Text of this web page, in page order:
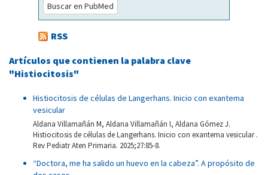
Buscar en PubMed
RSS
Artículos que contienen la palabra clave
"Histiocitosis"
Histiocitosis de células de Langerhans. Inicio con exantema
vesicular
Aldana Villamañán M, Aldana Villamañán I, Aldana Gómez J.
Histiocitosis de células de Langerhans. Inicio con exantema vesicular .
Rev Pediatr Aten Primaria. 2025;27:85-8.
“Doctora, me ha salido un huevo en la cabeza”. A propósito de